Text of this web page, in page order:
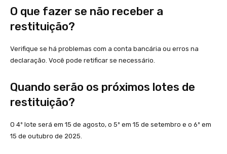
O que fazer se não receber a
restituição?
Verifique se há problemas com a conta bancária ou erros na
declaração. Você pode retificar se necessário.
Quando serão os próximos lotes de
restituição?
O 4º lote será em 15 de agosto, o 5º em 15 de setembro e o 6º em
15 de outubro de 2025.